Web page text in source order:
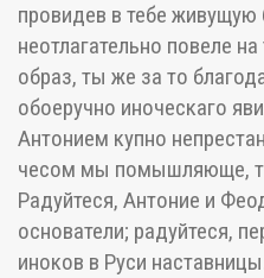
провидев в тебе
неотлагательно повеле
образ, ты же за то
обоеручно иноческаго
Антонием купно
чесом мы помышляюще,
Радуйтеся, Антоние и
основатели; радуйтеся,
иноков в Руси